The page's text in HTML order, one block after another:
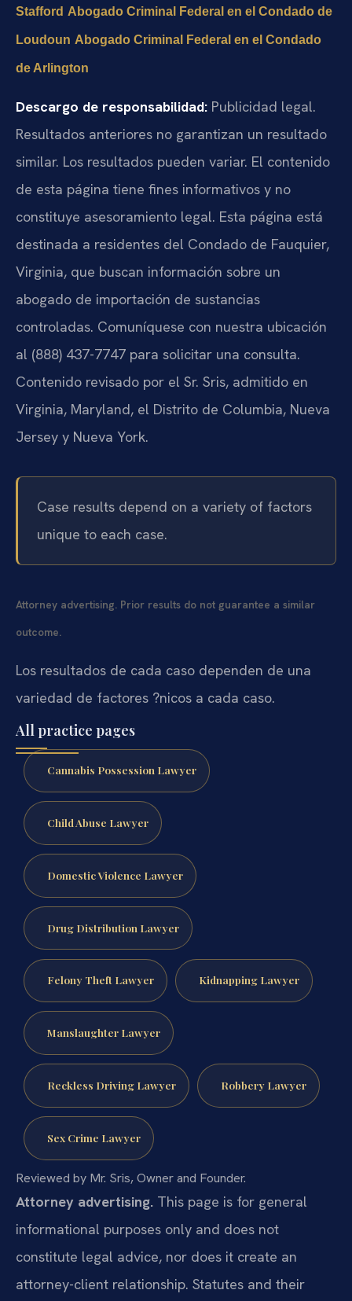
Stafford Abogado Criminal Federal en el Condado de
Loudoun Abogado Criminal Federal en el Condado
de Arlington
Descargo de responsabilidad: Publicidad legal.
Resultados anteriores no garantizan un resultado
similar. Los resultados pueden variar. El contenido
de esta página tiene fines informativos y no
constituye asesoramiento legal. Esta página está
destinada a residentes del Condado de Fauquier,
Virginia, que buscan información sobre un
abogado de importación de sustancias
controladas. Comuníquese con nuestra ubicación
al (888) 437-7747 para solicitar una consulta.
Contenido revisado por el Sr. Sris, admitido en
Virginia, Maryland, el Distrito de Columbia, Nueva
Jersey y Nueva York.
Case results depend on a variety of factors
unique to each case.
Attorney advertising. Prior results do not guarantee a similar
outcome.
Los resultados de cada caso dependen de una
variedad de factores ?nicos a cada caso.
All practice pages
Cannabis Possession Lawyer
Child Abuse Lawyer
Domestic Violence Lawyer
Drug Distribution Lawyer
Felony Theft Lawyer Kidnapping Lawyer
Manslaughter Lawyer
Reckless Driving Lawyer Robbery Lawyer
Sex Crime Lawyer
Reviewed by Mr. Sris, Owner and Founder.
Attorney advertising. This page is for general
informational purposes only and does not
constitute legal advice, nor does it create an
attorney-client relationship. Statutes and their